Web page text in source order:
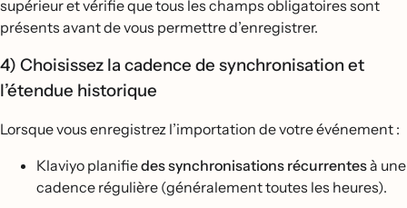
supérieur et vérifie que tous les champs obligatoires sont
présents avant de vous permettre d’enregistrer.
4) Choisissez la cadence de synchronisation et
l’étendue historique
Lorsque vous enregistrez l’importation de votre événement :
Klaviyo planifiedes synchronisations récurrentesà une
cadence régulière (généralement toutes les heures).